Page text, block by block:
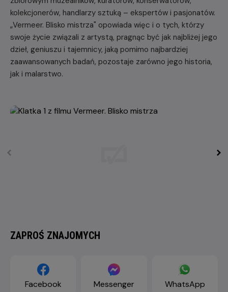
kolekcjonerów, handlarzy sztuką – ekspertów i pasjonatów.
„Vermeer. Blisko mistrza" opowiada więc i o tych, którzy
swoje życie związali z artystą, pragnąc być jak najbliżej jego
dzieł, geniuszu i tajemnicy, jaką pomimo najbardziej
zaawansowanych badań, pozostaje zarówno jego historia,
jak i malarstwo.
ZAPROŚ ZNAJOMYCH
Facebook Messenger WhatsApp